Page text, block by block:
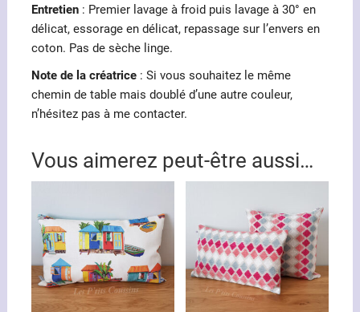
Entretien: Premier lavage à froid puis lavage à 30° en
délicat, essorage en délicat, repassage sur l’envers en
coton. Pas de sèche linge.
Note de la créatrice: Si vous souhaitez le même
chemin de table mais doublé d’une autre couleur,
n’hésitez pas à me contacter.
Vous aimerez peut-être aussi…